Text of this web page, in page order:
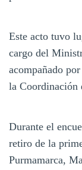
Este acto tuvo
cargo del
acompañado
la Coordinación
Durante el
retiro de la
Purmamarca,